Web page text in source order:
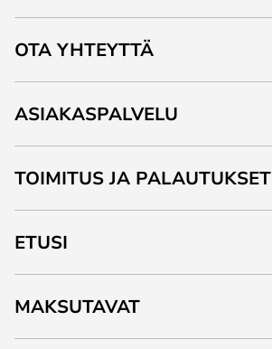
OTA YHTEYTTÄ
ASIAKASPALVELU
TOIMITUS JA PALAUTUKSET
ETUSI
MAKSUTAVAT